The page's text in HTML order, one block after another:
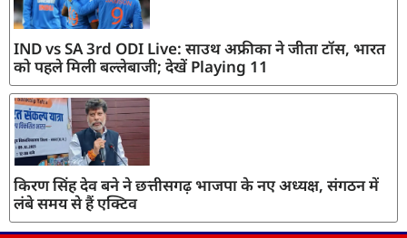
IND vs SA 3rd ODI Live: साउथ अफ्रीका ने जीता टॉस, भारत
को पहले मिली बल्लेबाजी; देखें Playing 11
किरण सिंह देव बने ने छत्तीसगढ़ भाजपा के नए अध्यक्ष, संगठन में
लंबे समय से हैं एक्टिव